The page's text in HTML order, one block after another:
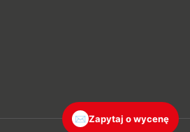
✉ Zapytaj o wycenę